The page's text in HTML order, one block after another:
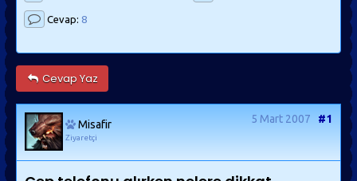
Cevap: 8
Cevap Yaz
Misafir
Ziyaretçi
5 Mart 2007 #1